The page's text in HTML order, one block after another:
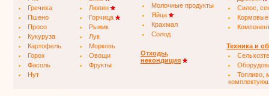
Гречиха
Люпин
Пшено
Горчица
Просо
Рыжик
Кукуруза
Лук
Картофель
Морковь
Горох
Овощи
Фасоль
Фрукты
Нут
Молочные продукты
Яйца
Крахмал
Солод
Отходы,
некондиция
Силос,
Техника и
Топливо,